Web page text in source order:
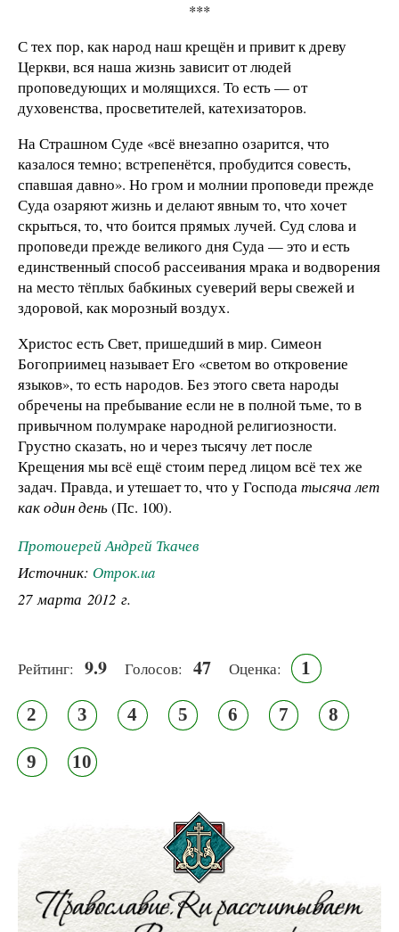
***
С тех пор, как народ наш крещён и привит к древу
Церкви, вся наша жизнь зависит от людей
проповедующих и молящихся. То есть — от
духовенства, просветителей, катехизаторов.
На Страшном Суде «всё внезапно озарится, что
казалося темно; встрепенётся, пробудится совесть,
спавшая давно». Но гром и молнии проповеди прежде
Суда озаряют жизнь и делают явным то, что хочет
скрыться, то, что боится прямых лучей. Суд слова и
проповеди прежде великого дня Суда — это и есть
единственный способ рассеивания мрака и водворения
на место тёплых бабкиных суеверий веры свежей и
здоровой, как морозный воздух.
Христос есть Свет, пришедший в мир. Симеон
Богоприимец называет Его «светом во откровение
языков», то есть народов. Без этого света народы
обречены на пребывание если не в полной тьме, то в
привычном полумраке народной религиозности.
Грустно сказать, но и через тысячу лет после
Крещения мы всё ещё стоим перед лицом всё тех же
задач. Правда, и утешает то, что у Господатысяча лет
как один день(Пс. 100).
Протоиерей Андрей Ткачев
Источник: Отрок.ua
27 марта 2012 г.
Рейтинг: 9.9 Голосов: 47 Оценка: 1
2 3 4 5 6 7 8
9 10